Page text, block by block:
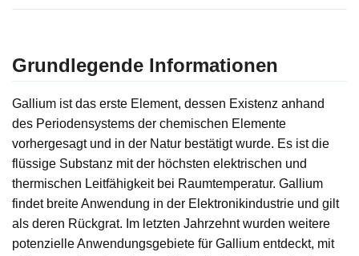
Grundlegende Informationen
Gallium ist das erste Element, dessen Existenz anhand
des Periodensystems der chemischen Elemente
vorhergesagt und in der Natur bestätigt wurde. Es ist die
flüssige Substanz mit der höchsten elektrischen und
thermischen Leitfähigkeit bei Raumtemperatur. Gallium
findet breite Anwendung in der Elektronikindustrie und gilt
als deren Rückgrat. Im letzten Jahrzehnt wurden weitere
potenzielle Anwendungsgebiete für Gallium entdeckt, mit